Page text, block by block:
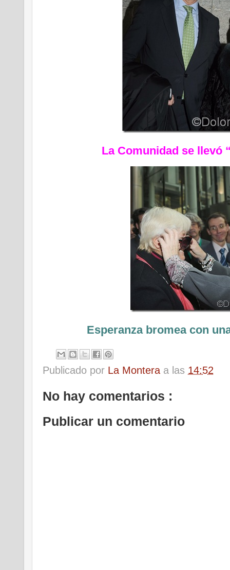
La Comunidad se llevó
Esperanza bromea con
Publicado por La Montera a las 14:52
No hay comentarios :
Publicar un comentario